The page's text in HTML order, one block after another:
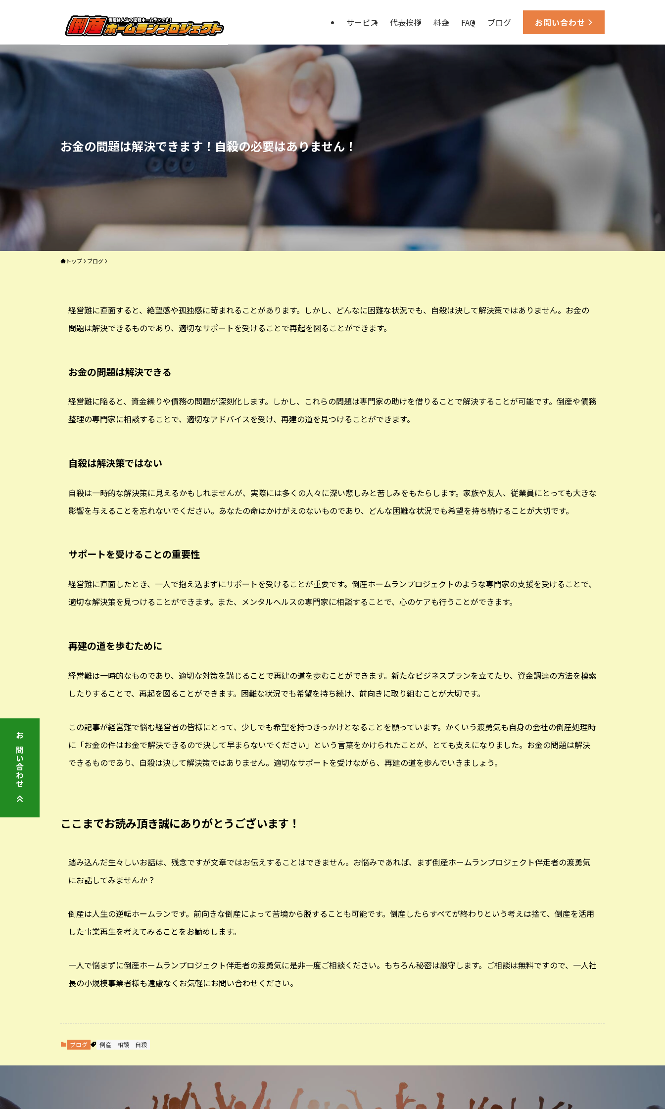
お問い合わせ
サービス 代表挨拶 料金 FAQ ブログ お問い合わせ
お金の問題は解決できます！自殺の必要はありません！
トップ ブログ
経営難に直面すると、絶望感や孤独感に苛まれることがあります。しかし、どんなに困難な状況でも、自殺は決して解決策ではありません。お金の
問題は解決できるものであり、適切なサポートを受けることで再起を図ることができます。
お金の問題は解決できる
経営難に陥ると、資金繰りや債務の問題が深刻化します。しかし、これらの問題は専門家の助けを借りることで解決することが可能です。倒産や債務
整理の専門家に相談することで、適切なアドバイスを受け、再建の道を見つけることができます。
自殺は解決策ではない
自殺は一時的な解決策に見えるかもしれませんが、実際には多くの人々に深い悲しみと苦しみをもたらします。家族や友人、従業員にとっても大きな
影響を与えることを忘れないでください。あなたの命はかけがえのないものであり、どんな困難な状況でも希望を持ち続けることが大切です。
サポートを受けることの重要性
経営難に直面したとき、一人で抱え込まずにサポートを受けることが重要です。倒産ホームランプロジェクトのような専門家の支援を受けることで、
適切な解決策を見つけることができます。また、メンタルヘルスの専門家に相談することで、心のケアも行うことができます。
再建の道を歩むために
経営難は一時的なものであり、適切な対策を講じることで再建の道を歩むことができます。新たなビジネスプランを立てたり、資金調達の方法を模索
したりすることで、再起を図ることができます。困難な状況でも希望を持ち続け、前向きに取り組むことが大切です。
この記事が経営難で悩む経営者の皆様にとって、少しでも希望を持つきっかけとなることを願っています。かくいう渡勇気も自身の会社の倒産処理時
に「お金の件はお金で解決できるので決して早まらないでください」という言葉をかけられたことが、とても支えになりました。お金の問題は解決
できるものであり、自殺は決して解決策ではありません。適切なサポートを受けながら、再建の道を歩んでいきましょう。
ここまでお読み頂き誠にありがとうございます！
踏み込んだ生々しいお話は、残念ですが文章ではお伝えすることはできません。お悩みであれば、まず倒産ホームランプロジェクト伴走者の渡勇気
にお話してみませんか？
倒産は人生の逆転ホームランです。前向きな倒産によって苦境から脱することも可能です。倒産したらすべてが終わりという考えは捨て、倒産を活用
した事業再生を考えてみることをお勧めします。
一人で悩まずに倒産ホームランプロジェクト伴走者の渡勇気に是非一度ご相談ください。もちろん秘密は厳守します。ご相談は無料ですので、一人社
長の小規模事業者様も遠慮なくお気軽にお問い合わせください。
ブログ 倒産 相談 自殺